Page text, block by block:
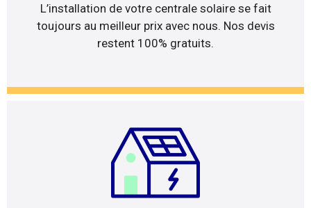
L’installation de votre centrale solaire se fait
toujours au meilleur prix avec nous. Nos devis
restent 100% gratuits.